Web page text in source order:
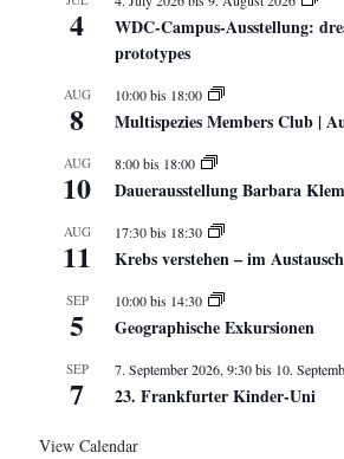
4
WDC-Campus-Ausstellung:
prototypes
AUG
8
10:00bis 18:00
Multispezies Members Club |
AUG
10
8:00bis 18:00
Dauerausstellung Barbara
AUG
11
17:30bis 18:30
Krebs verstehen – im
SEP
5
10:00bis 14:30
Geographische Exkursionen
SEP
7
7. September 2026, 9:30bis 10.
23. Frankfurter Kinder-Uni
View Calendar